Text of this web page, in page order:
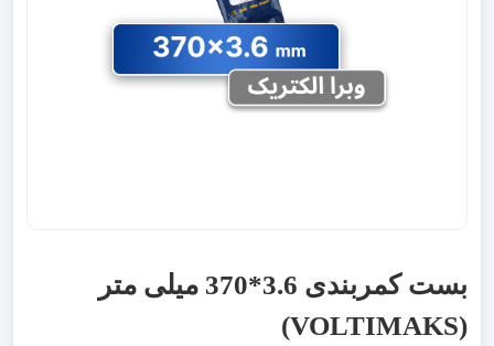
بست کمربندی 3.6*370 میلی متر
(VOLTIMAKS)